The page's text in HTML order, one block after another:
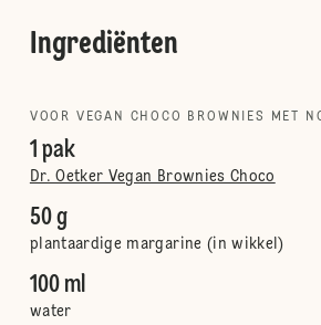
Ingrediënten
VOOR VEGAN CHOCO BROWNIES MET
1 pak
Dr. Oetker Vegan Brownies Choco
50 g
plantaardige margarine (in wikkel)
100 ml
water